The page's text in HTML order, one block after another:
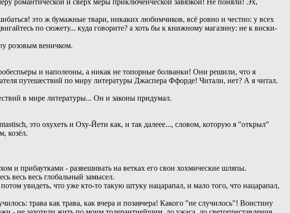
это ж бумажные твари, никаких любимчиков, всё ровно и честно: у всех
по сюжету... куда говорите? а хоть бы к книжному магазину: не к виски-
розовым веничком.
и наполеоны, а никак не топорные болванки! Они решили, что я
путешествий по миру литературы Джаспера Ффорде! Читали, нет? А я читал.
в мире литературы... Он и законы придумал.
это охухеть и Оху-Йети как, и так далеее..., словом, которую я "открыл"
козёл.
и прибаутками - развешивать на ветках его свои хохмические шляпы.
весь весь глобальный замысел.
увидеть, что уже кто-то такую штуку нацарапал, и мало того, что нацарапал,
трава как трава, как вчера и позавчера! Какого "не случилось"! Воистину